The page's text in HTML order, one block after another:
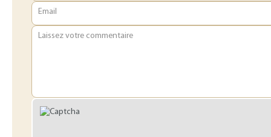
Email
Laissez votre commentaire